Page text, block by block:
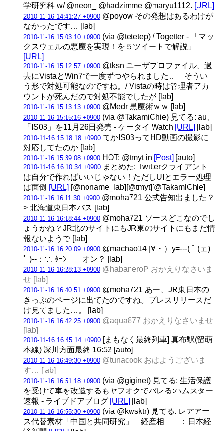
学研究科 w/ @neon_ @hadzimme @maryu1112. [URL]
2010-11-16 14:41:27 +0900 @poyow その発想はあるわけが
なかったです… [lab]
2010-11-16 15:03:10 +0900 (via @tetetep) / Togetter - 「マッ
クスウェルの悪魔を実現！を５ツイートで解説」
[URL]
2010-11-16 15:12:57 +0900 @tksn ユーザプロファイル、過
去にVistaとWin7で一度ずつやられました… そうい
う形で対処可能なのですね。/ Vistaの時は管理者アカ
ウントが死んだので対処不能でしたが [lab]
2010-11-16 15:13:13 +0900 @Medr 黒魔術ｗｗ [lab]
2010-11-16 15:15:16 +0900 (via @TakamiChie) 見てる: au、
「IS03」を11月26日発売 - ケータイ Watch [URL] [lab]
2010-11-16 15:18:18 +0900 てかIS03ってHD動画の撮影に
対応してたのか [lab]
2010-11-16 15:39:08 +0900 HOT: @tmyt in [Post] [auto]
2010-11-16 16:10:34 +0900 まとめた: Twitterクライアント
は自分で作ればいいじゃない！ただしUIとエラー処理
は面倒 [URL] [@noname_lab][@tmyt][@TakamiChie]
2010-11-16 16:11:30 +0900 @moha721 公式告知出ました？
> 北海道東日本パス [lab]
2010-11-16 16:18:44 +0900 @moha721 ソースどこなのでし
ょうかね？JR北のサイトにもJR東のサイトにもまだ情
報ないようで [lab]
2010-11-16 16:20:09 +0900 @machao14 |∀・）y=---( ﾟ (ェ)
ﾟ )--：∵. ﾀｰﾝ オン？ [lab]
2010-11-16 16:28:13 +0900 @habaneroP おかえりなさいま
せ [lab]
2010-11-16 16:40:51 +0900 @moha721 あー、JR東日本の
きっぷのページに出てたのですね。プレスリリースだ
け見てました…。 [lab]
2010-11-16 16:42:25 +0900 @aqua877 おかえりなさいませ
[lab]
2010-11-16 16:45:14 +0900 [まもなく最終列車] 真布駅(留萌
本線) 深川方面最終 16:52 [auto]
2010-11-16 16:49:30 +0900 @tunacook おはようございま
す… [lab]
2010-11-16 16:51:18 +0900 (via @giginet) 見てる: 生活保護
を受けて車を改造するもヤフオクでバレる:ハムスター
速報 - ライブドアブログ [URL] [lab]
2010-11-16 16:55:30 +0900 (via @kwsktr) 見てる: レアアー
ス代替素材「中国と共同研究」 経産相 ：日本経